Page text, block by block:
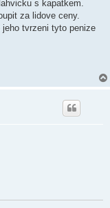
s kapatkem.
za lidove ceny.
tvrzeni tyto penize